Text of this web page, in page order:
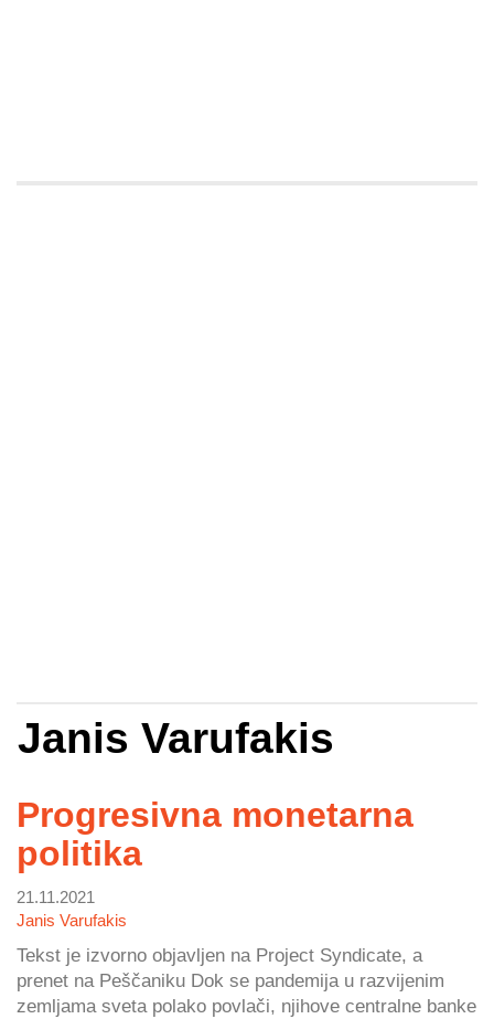
Janis Varufakis
Progresivna monetarna
politika
21.11.2021
Janis Varufakis
Tekst je izvorno objavljen na Project Syndicate, a
prenet na Peščaniku Dok se pandemija u razvijenim
zemljama sveta polako povlači, njihove centralne banke